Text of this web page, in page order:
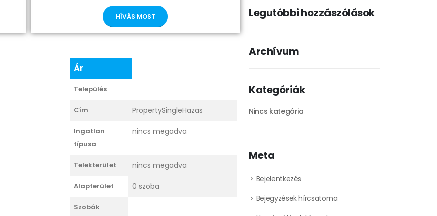
HÍVÁS MOST
Ár
Település
Cím PropertySingleHazas
Ingatlan
típusa
nincs megadva
Telekterület
Alapterület
Szobák
nincs megadva
0 szoba
Legutóbbi hozzászólások
Archívum
Kategóriák
Nincs kategória
Meta
Bejelentkezés
Bejegyzések hírcsatorna